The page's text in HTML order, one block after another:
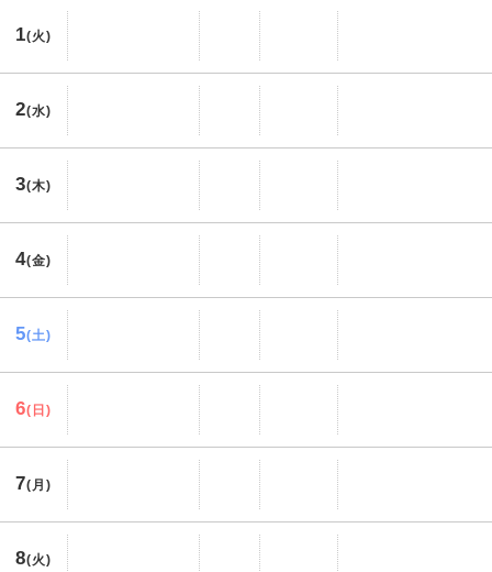
1(火)
2(水)
3(木)
4(金)
5(土)
6(日)
7(月)
8(火)